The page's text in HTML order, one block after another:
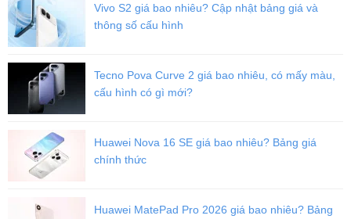
Vivo S2 giá bao nhiêu? Cập nhật bảng giá và
thông số cấu hình
Tecno Pova Curve 2 giá bao nhiêu, có mấy màu,
cấu hình có gì mới?
Huawei Nova 16 SE giá bao nhiêu? Bảng giá
chính thức
Huawei MatePad Pro 2026 giá bao nhiêu? Bảng